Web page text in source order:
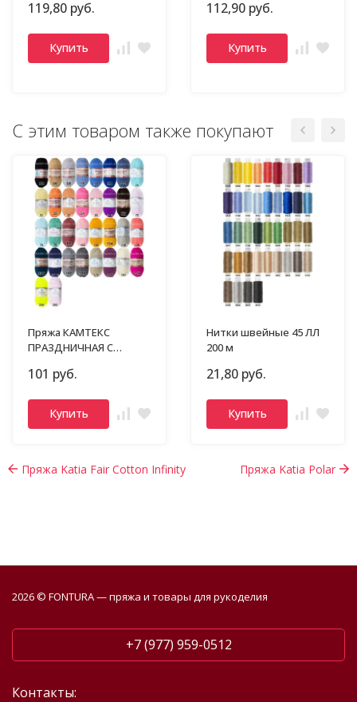
119,80 руб.
Купить
112,90 руб.
Купить
С этим товаром также покупают
Пряжа КАМТЕКС
ПРАЗДНИЧНАЯ С
101 руб.
Купить
Нитки швейные 45 ЛЛ
200 м
21,80 руб.
Купить
Пряжа Katia Fair Cotton Infinity Пряжа Katia Polar
2026 © FONTURA — пряжа и товары для рукоделия
+7 (977) 959-0512
Контакты: